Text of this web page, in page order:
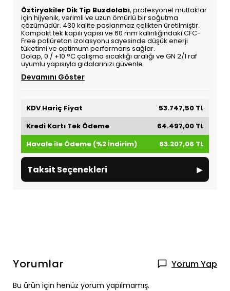
Öztiryakiler Dik Tip Buzdolabı, profesyonel mutfaklar
için hijyenik, verimli ve uzun ömürlü bir soğutma
çözümüdür. 430 kalite paslanmaz çelikten üretilmiştir.
Kompakt tek kapılı yapısı ve 60 mm kalınlığındaki CFC-
Free poliüretan izolasyonu sayesinde düşük enerji
tüketimi ve optimum performans sağlar.
Dolap, 0 / +10 °C çalışma sıcaklığı aralığı ve GN 2/1 raf
uyumlu yapısıyla gıdalarınızı güvenle
Devamını Göster
KDV Hariç Fiyat
53.747,50 TL
Kredi Kartı Tek Ödeme
64.497,00 TL
Havale ile Ödeme (%2 İndirim)
63.207,06 TL
Taksit Seçenekleri ▸
Yorumlar Yorum Yap
Bu ürün için henüz yorum yapılmamış.